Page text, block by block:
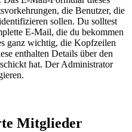
die Benutzer, die
sollen. Du solltest
E-Mail, die du bekommen
ganz wichtig, die Kopfzeilen
enthalten Details über den
hat. Der Administrator
Mitglieder